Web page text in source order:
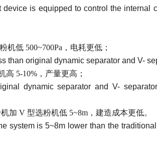
is equipped to control the internal
机低 500~700Pa ，电耗更低；
than original dynamic separator and V-
高 5-10% ，产量更高；
dynamic separator and V-
加 V 型选粉机低 5~8m ，建造成本更低。
system is 5~8m lower than the